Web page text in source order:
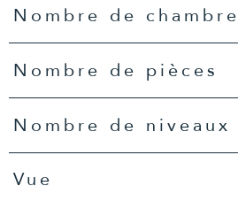
Nombre de
Nombre de pièces
Nombre de niveaux
Vue